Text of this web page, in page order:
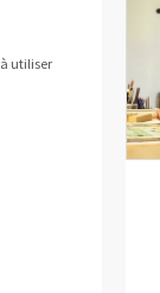
utiliser